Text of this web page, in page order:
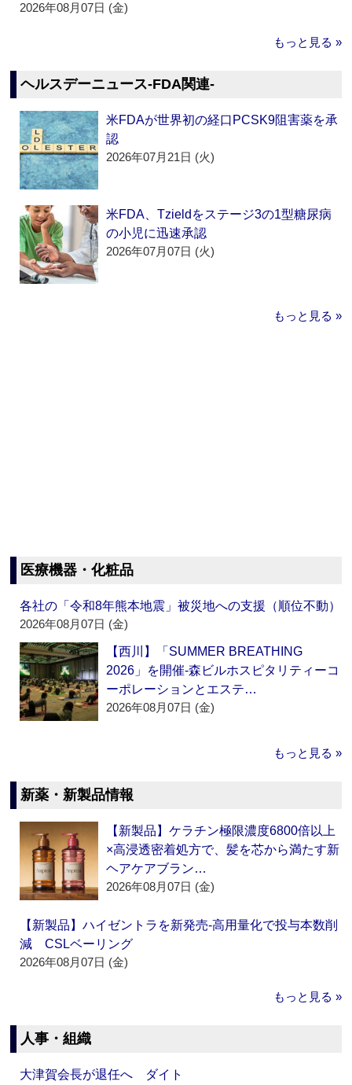
2026年08月07日 (金)
もっと見る »
ヘルスデーニュース‐FDA関連‐
米FDAが世界初の経口PCSK9阻害薬を承
認
2026年07月21日 (火)
米FDA、Tzieldをステージ3の1型糖尿病
の小児に迅速承認
2026年07月07日 (火)
もっと見る »
医療機器・化粧品
各社の「令和8年熊本地震」被災地への支援（順位不動）
2026年08月07日 (金)
【西川】「SUMMER BREATHING
2026」を開催‐森ビルホスピタリティーコ
ーポレーションとエステ…
2026年08月07日 (金)
もっと見る »
新薬・新製品情報
【新製品】ケラチン極限濃度6800倍以上
×高浸透密着処方で、髪を芯から満たす新
ヘアケアブラン…
2026年08月07日 (金)
【新製品】ハイゼントラを新発売‐高用量化で投与本数削
減 CSLベーリング
2026年08月07日 (金)
もっと見る »
人事・組織
大津賀会長が退任へ ダイト